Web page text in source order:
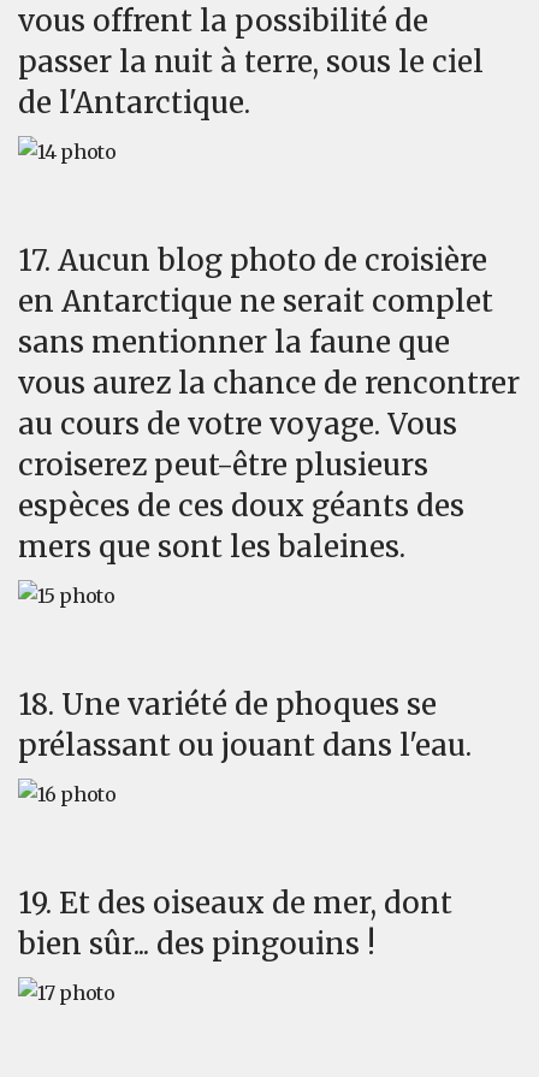
vous offrent la possibilité de
passer la nuit à terre, sous le ciel
de l'Antarctique.
17. Aucun blog photo de croisière
en Antarctique ne serait complet
sans mentionner la faune que
vous aurez la chance de rencontrer
au cours de votre voyage. Vous
croiserez peut-être plusieurs
espèces de ces doux géants des
mers que sont les baleines.
18. Une variété de phoques se
prélassant ou jouant dans l'eau.
19. Et des oiseaux de mer, dont
bien sûr... des pingouins !